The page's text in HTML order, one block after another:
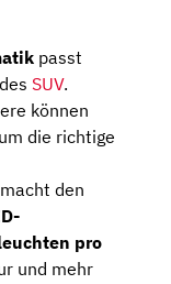
passt
SUV.
können
die richtige
macht den
pro
und mehr